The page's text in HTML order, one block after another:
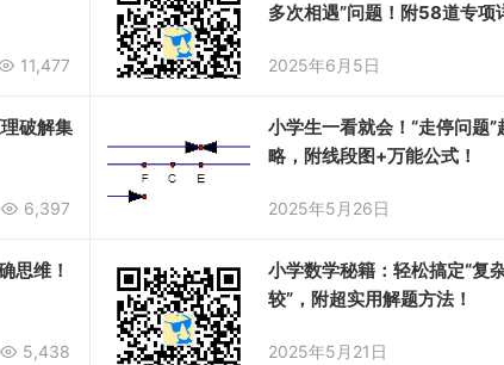
11,477
多次相遇”问题！附58道专项
2025年6月5日
破解集
6,397
小学生一看就会！“走停问题
略，附线段图+万能公式！
2025年5月26日
思维！
5,438
小学数学秘籍：轻松搞定“复
较”，附超实用解题方法！
2025年5月21日